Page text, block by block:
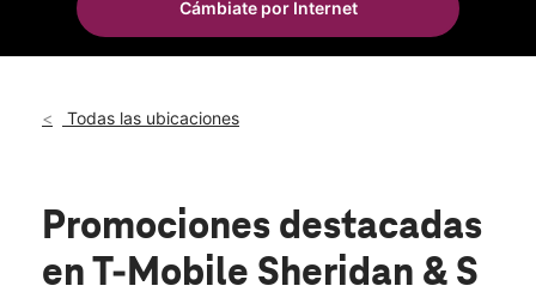
Mié.:
10:00 a.m. a 8:00 p.m.
417 E Sheridan St Dania, FL 33004
Cámbiate por Internet
Todas las ubicaciones
Promociones destacadas
en T-Mobile Sheridan & S